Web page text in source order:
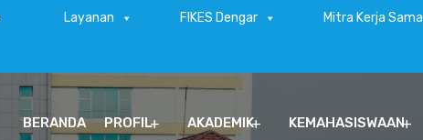
Layanan FIKES Dengar Mitra Kerja Sama
BERANDA PROFIL AKADEMIK KEMAHASISWAAN